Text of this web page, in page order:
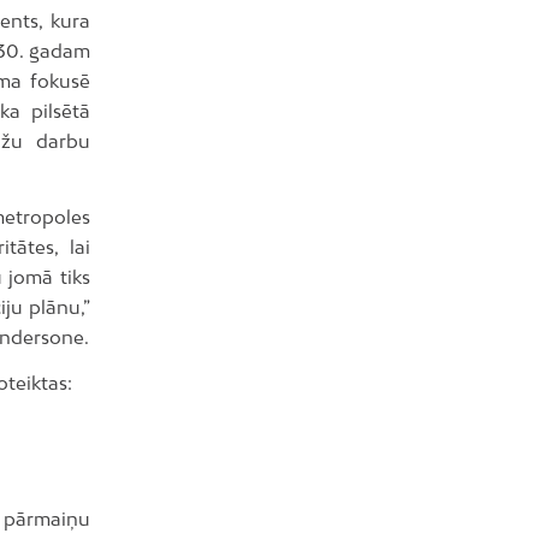
kura
gadam
fokusē
pilsētā
darbu
lai
jomā tiks
plānu,”